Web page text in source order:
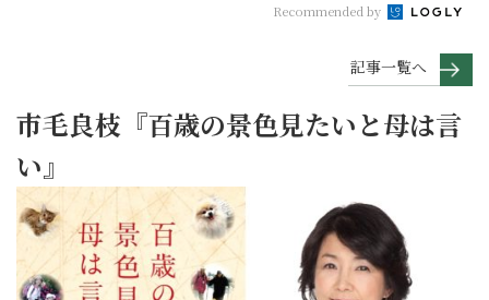
Recommended by
記事一覧へ
市毛良枝『百歳の景色見たいと母は言
い』